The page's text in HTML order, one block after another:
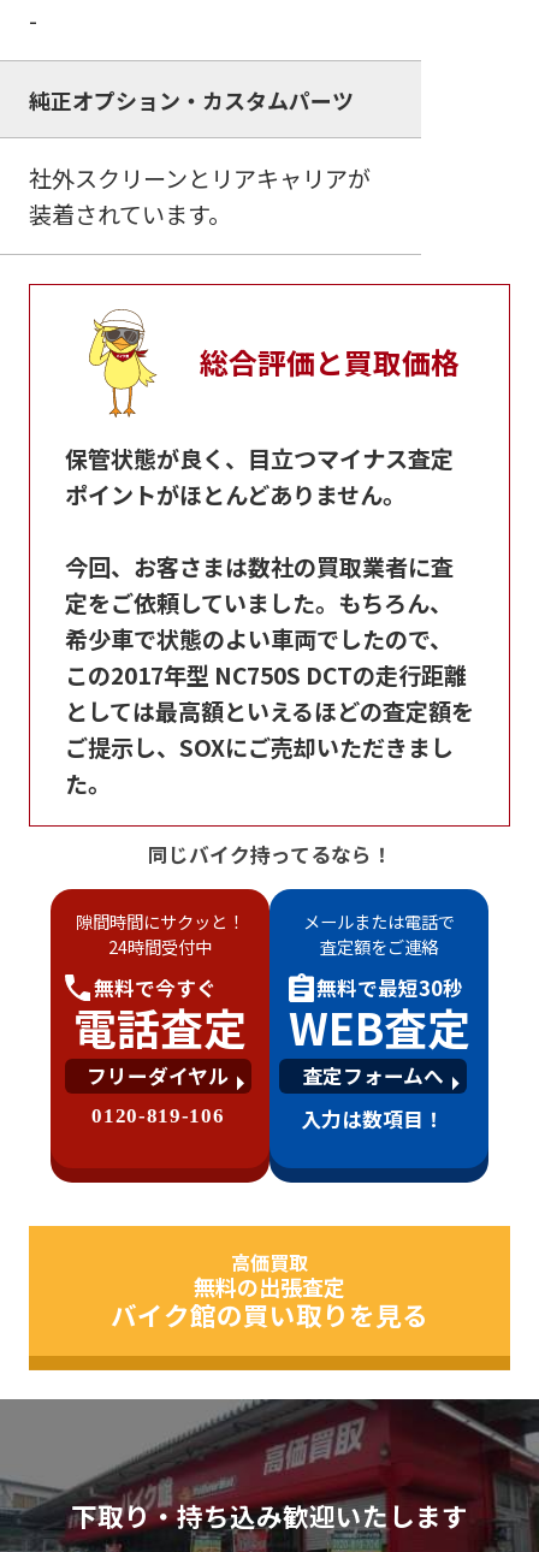
-
純正オプション・カスタムパーツ
社外スクリーンとリアキャリアが
装着されています。
総合評価と買取価格
保管状態が良く、目立つマイナス査定
ポイントがほとんどありません。
今回、お客さまは数社の買取業者に査
定をご依頼していました。もちろん、
希少車で状態のよい車両でしたので、
この2017年型 NC750S DCTの走行距離
としては最高額といえるほどの査定額を
ご提示し、SOXにご売却いただきまし
た。
同じバイク持ってるなら！
隙間時間にサクッと！
24時間受付中
無料で今すぐ
電話査定
フリーダイヤル
0120-819-106
メールまたは電話で
査定額をご連絡
無料で最短30秒
WEB査定
査定フォームへ
入力は数項目！
高価買取
無料の出張査定
バイク館の買い取りを見る
下取り・持ち込み歓迎いたします